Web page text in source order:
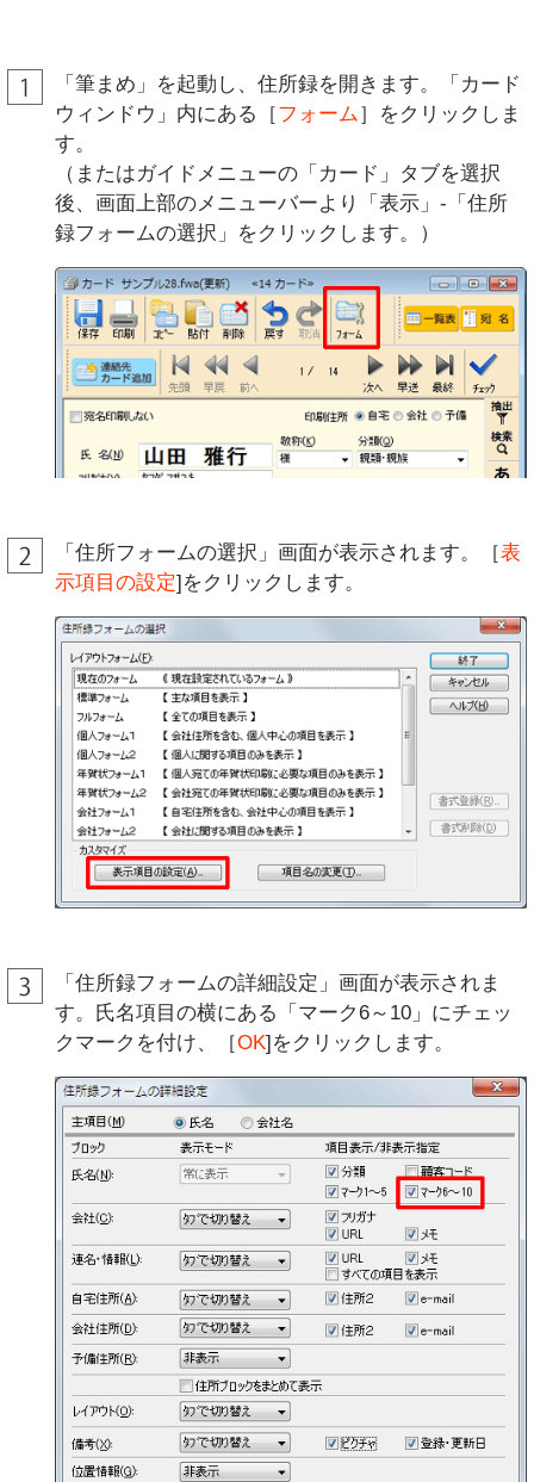
「筆まめ」を起動し、住所録を開きます。「カード
ウィンドウ」内にある［フォーム ］をクリックしま
す。
（またはガイドメニューの「カード」タブを選択
後、画面上部のメニューバーより「表示」-「住所
録フォームの選択」をクリックします。）
「住所フォームの選択」画面が表示されます。［表
示項目の設定]をクリックします。
「住所録フォームの詳細設定」画面が表示されま
す。氏名項目の横にある「マーク6～10」にチェッ
クマークを付け、［OK]をクリックします。